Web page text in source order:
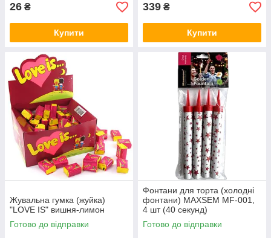
26 ₴
Купити
339 ₴
Купити
Жувальна гумка (жуйка)
"LOVE IS" вишня-лимон
Готово до відправки
Фонтани для торта (холодні
фонтани) MAXSEM MF-001,
4 шт (40 секунд)
Готово до відправки